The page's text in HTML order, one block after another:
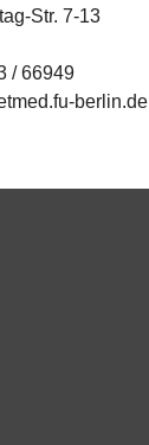
Str. 7-13
/ 66949
berlin.de